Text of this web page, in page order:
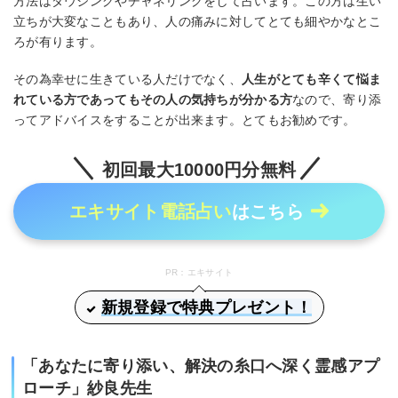
立ちが大変なこともあり、人の痛みに対してとても細やかなとこ
ろが有ります。
その為幸せに生きている人だけでなく、
人生がとても辛くて悩ま
れている方であってもその人の気持ちが分かる方なので、寄り添
ってアドバイスをすることが出来ます。とてもお勧めです。
初回最大10000円分無料
エキサイト電話占いはこちら
PR：エキサイト
新規登録で特典プレゼント！
「あなたに寄り添い、解決の糸口へ深く霊感アプ
ローチ」紗良先生